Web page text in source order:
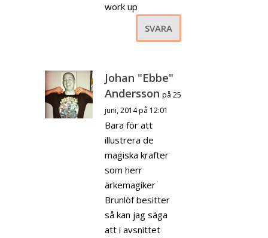
work up
SVARA
Johan "Ebbe"
Andersson på 25
juni, 2014 på 12:01
Bara för att
illustrera de
magiska krafter
som herr
ärkemagiker
Brunlöf besitter
så kan jag säga
att i avsnittet